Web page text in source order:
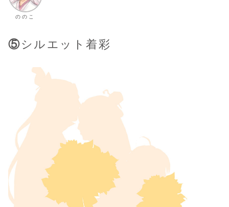
ののこ
⑤シルエット着彩